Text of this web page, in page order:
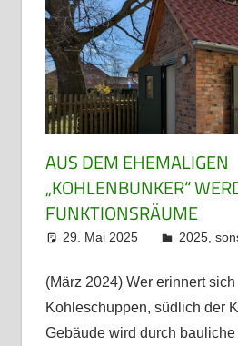
AUS DEM EHEMALIGEN
„KOHLENBUNKER“
FUNKTIONSRÄUME
29. Mai 2025 admin
2025,
(März 2024) Wer erinnert
Kohleschuppen, südlich der
Gebäude wird durch